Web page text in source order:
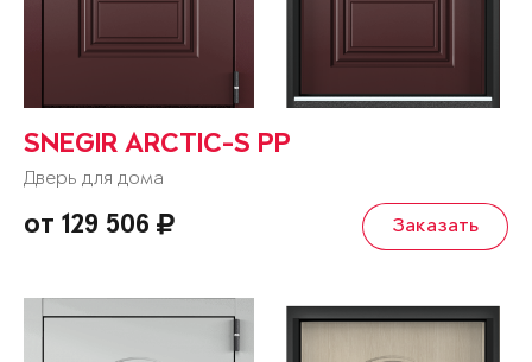
SNEGIR ARCTIC-S PP
Дверь для дома
от 129 506 Заказать